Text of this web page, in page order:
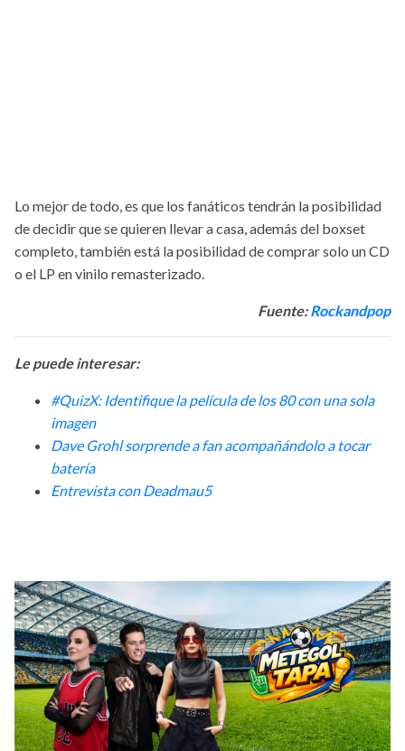
Lo mejor de todo, es que los fanáticos tendrán la posibilidad
de decidir que se quieren llevar a casa, además del boxset
completo, también está la posibilidad de comprar solo un CD
o el LP en vinilo remasterizado.
Fuente:Rockandpop
Le puede interesar:
#QuizX: Identifique la película de los 80 con una sola
imagen
Dave Grohl sorprende a fan acompañándolo a tocar
batería
Entrevista con Deadmau5